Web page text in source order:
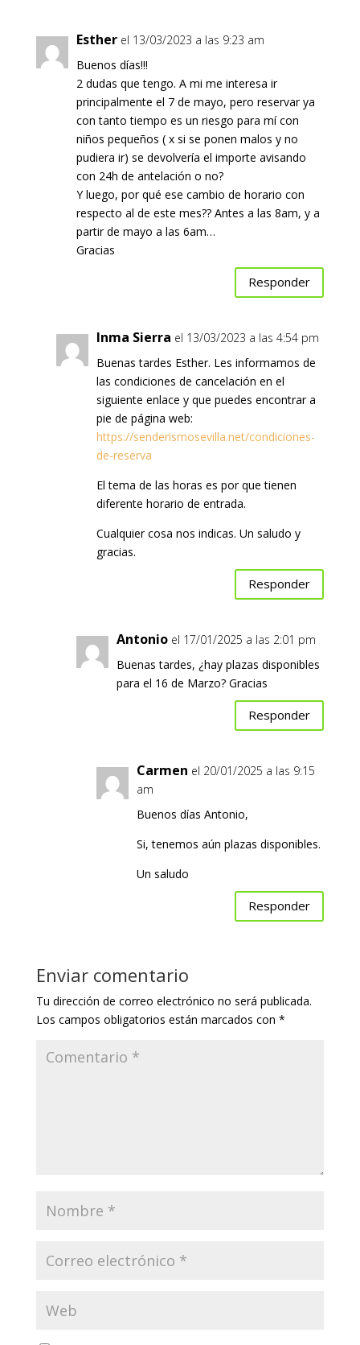
Esther el 13/03/2023 a las 9:23 am
Buenos días!!!
2 dudas que tengo. A mi me interesa ir
principalmente el 7 de mayo, pero reservar ya
con tanto tiempo es un riesgo para mí con
niños pequeños ( x si se ponen malos y no
pudiera ir) se devolvería el importe avisando
con 24h de antelación o no?
Y luego, por qué ese cambio de horario con
respecto al de este mes?? Antes a las 8am, y a
partir de mayo a las 6am…
Gracias
Responder
Inma Sierra el 13/03/2023 a las 4:54 pm
Buenas tardes Esther. Les informamos de
las condiciones de cancelación en el
siguiente enlace y que puedes encontrar a
pie de página web:
https://senderismosevilla.net/condiciones-
de-reserva
El tema de las horas es por que tienen
diferente horario de entrada.
Cualquier cosa nos indicas. Un saludo y
gracias.
Responder
Antonio el 17/01/2025 a las 2:01 pm
Buenas tardes, ¿hay plazas disponibles
para el 16 de Marzo? Gracias
Responder
Carmen el 20/01/2025 a las 9:15
am
Buenos días Antonio,
Si, tenemos aún plazas disponibles.
Un saludo
Responder
Enviar comentario
Tu dirección de correo electrónico no será publicada.
Los campos obligatorios están marcados con *